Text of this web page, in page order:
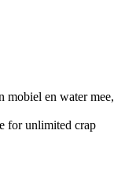
mobiel en water mee,
for unlimited crap